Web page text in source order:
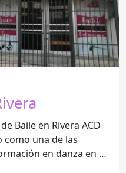
en Rivera ACD
como una de las
en danza en el